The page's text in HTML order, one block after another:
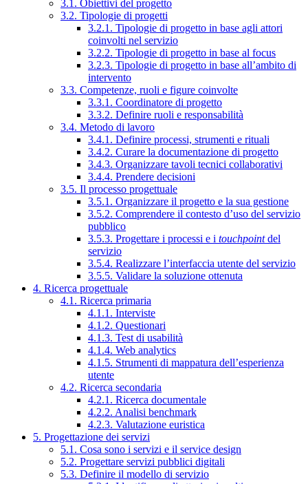
3.1. Obiettivi del progetto
3.2. Tipologie di progetti
3.2.1. Tipologie di progetto in base agli attori
coinvolti nel servizio
3.2.2. Tipologie di progetto in base al focus
3.2.3. Tipologie di progetto in base all’ambito di
intervento
3.3. Competenze, ruoli e figure coinvolte
3.3.1. Coordinatore di progetto
3.3.2. Definire ruoli e responsabilità
3.4. Metodo di lavoro
3.4.1. Definire processi, strumenti e rituali
3.4.2. Curare la documentazione di progetto
3.4.3. Organizzare tavoli tecnici collaborativi
3.4.4. Prendere decisioni
3.5. Il processo progettuale
3.5.1. Organizzare il progetto e la sua gestione
3.5.2. Comprendere il contesto d’uso del servizio
pubblico
3.5.3. Progettare i processi e i touchpointdel
servizio
3.5.4. Realizzare l’interfaccia utente del servizio
3.5.5. Validare la soluzione ottenuta
4. Ricerca progettuale
4.1. Ricerca primaria
4.1.1. Interviste
4.1.2. Questionari
4.1.3. Test di usabilità
4.1.4. Web analytics
4.1.5. Strumenti di mappatura dell’esperienza
utente
4.2. Ricerca secondaria
4.2.1. Ricerca documentale
4.2.2. Analisi benchmark
4.2.3. Valutazione euristica
5. Progettazione dei servizi
5.1. Cosa sono i servizi e il service design
5.2. Progettare servizi pubblici digitali
5.3. Definire il modello di servizio